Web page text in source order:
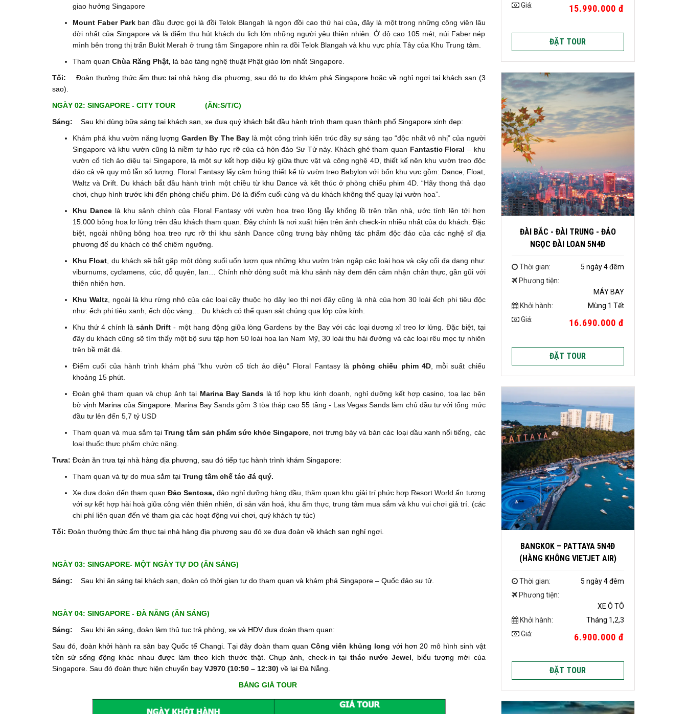
giao hưởng Singapore
Mount Faber Park ban đầu được gọi là đồi Telok Blangah là ngọn đồi cao thứ hai của,đây là một trong những công viên lâu
đời nhất của Singapore và là điểm thu hút khách du lịch lớn những người yêu thiên nhiên. Ở độ cao 105 mét, núi Faber nép
mình bên trong thị trấn Bukit Merah ở trung tâm Singapore nhìn ra đồi Telok Blangah và khu vực phía Tây của Khu Trung tâm.
Tham quan Chùa Răng Phật, là bảo tàng nghệ thuật Phật giáo lớn nhất Singapore.
Tối:
Đoàn thưởng thức ẩm thực tại nhà hàng địa phương, sau đó tự do khám phá Singapore hoặc về nghỉ ngơi tại khách sạn (3
sao).
NGÀY 02: SINGAPORE - CITY TOUR
(ĂN:S/T/C)
Sáng:
Sau khi dùng bữa sáng tại khách sạn, xe đưa quý khách bắt đầu hành trình tham quan thành phố Singapore xinh đẹp:
Khám phá khu vườn năng lượng Garden By The Bay là một công trình kiến trúc đầy sự sáng tạo “độc nhất vô nhị” của người
Singapore và khu vườn cũng là niềm tự hào rực rỡ của cả hòn đảo Sư Tử này. Khách ghé tham quan Fantastic Floral – khu
vườn cổ tích ảo diệu tại Singapore, là một sự kết hợp diệu kỳ giữa thực vật và công nghệ 4D, thiết kế nên khu vườn treo độc
đáo cả về quy mô lẫn số lượng. Floral Fantasy lấy cảm hứng thiết kế từ vườn treo Babylon với bốn khu vực gồm: Dance, Float,
Waltz và Drift. Du khách bắt đầu hành trình một chiều từ khu Dance và kết thúc ở phòng chiếu phim 4D. “Hãy thong thả dạo
chơi, chụp hình trước khi đến phòng chiếu phim. Đó là điểm cuối cùng và du khách không thể quay lại vườn hoa”.
Khu Dancelà khu sảnh chính của Floral Fantasy với vườn hoa treo lộng lẫy khổng lồ trên trần nhà, ước tính lên tới hơn
15.000 bông hoa lơ lửng trên đầu khách tham quan. Đây chính là nơi xuất hiện trên ảnh check-in nhiều nhất của du khách. Đặc
biệt, ngoài những bông hoa treo rực rỡ thì khu sảnh Dance cũng trưng bày những tác phẩm độc đáo của các nghệ sĩ địa
phương để du khách có thể chiêm ngưỡng.
Khu Float , du khách sẽ bắt gặp một dòng suối uốn lượn qua những khu vườn tràn ngập các loài hoa và cây cối đa dạng như:
viburnums, cyclamens, cúc, đỗ quyên, lan… Chính nhờ dòng suốt mà khu sảnh này đem đến cảm nhận chân thực, gần gũi với
thiên nhiên hơn.
Khu Waltz, ngoài là khu rừng nhỏ của các loại cây thuộc họ dây leo thì nơi đây cũng là nhà của hơn 30 loài ếch phi tiêu độc
như: ếch phi tiêu xanh, ếch độc vàng… Du khách có thể quan sát chúng qua lớp cửa kính.
Khu thứ 4 chính làsảnh Drift - một hang động giữa lòng Gardens by the Bay với các loại dương xỉ treo lơ lửng. Đặc biệt, tại
đây du khách cũng sẽ tìm thấy một bộ sưu tập hơn 50 loài hoa lan Nam Mỹ, 30 loài thu hải đường và các loại rêu mọc tự nhiên
trên bề mặt đá.
Điểm cuối của hành trình khám phá "khu vườn cổ tích ảo diệu" Floral Fantasy là phòng chiếu phim 4D, mỗi suất chiếu
khoảng 15 phút.
Đoàn ghé tham quan và chụp ảnh tại Marina Bay Sandslà tổ hợp khu kinh doanh, nghỉ dưỡng kết hợp casino, toạ lạc bên
bờvịnh Marina của Singapore. Marina Bay Sands gồm 3 tòa tháp cao 55 tầng - Las Vegas Sands làm chủ đầu tư với tổng mức
đầu tư lên đến 5,7 tỷ USD
Tham quan và mua sắm tạiTrung tâm sản phẩm sức khỏe Singapore , nơi trưng bày và bán các loại dầu xanh nổi tiếng, các
loại thuốc thực phẩm chức năng.
Trưa: Đoàn ăn trưa tại nhà hàng địa phương, sau đó tiếp tục hành trình khám Singapore:
Tham quan và tự do mua sắm tại Trung tâm chế tác đá quý.
Xe đưa đoàn đến tham quanĐảo Sentosa, đảo nghỉ dưỡng hàng đầu, thăm quan khu giải trí phức hợp Resort World ấn tượng
với sự kết hợp hài hoà giữa công viên thiên nhiên, di sản văn hoá, khu ẩm thực, trung tâm mua sắm và khu vui chơi giả trí. (các
chi phí liên quan đến vé tham gia các hoạt động vui chơi, quý khách tự túc)
Tối: Đoàn thưởng thức ẩm thực tại nhà hàng địa phương sau đó xe đưa đoàn về khách sạn nghỉ ngơi.
NGÀY 03: SINGAPORE- MỘT NGÀY TỰ DO (ĂN SÁNG)
Sáng:
Sau khi ăn sáng tại khách sạn, đoàn có thời gian tự do tham quan và khám phá Singapore – Quốc đảo sư tử.
NGÀY 04: SINGAPORE - ĐÀ NẴNG (ĂN SÁNG)
Sáng:
Sau khi ăn sáng, đoàn làm thủ tục trả phòng, xe và HDV đưa đoàn tham quan:
Sau đó, đoàn khởi hành ra sân bay Quốc tế Changi. Tại đây đoàn tham quan Công viên khủng long với hơn 20 mô hình sinh vật
tiền sử sống động khác nhau được làm theo kích thước thật. Chụp ảnh, check-in tại thác nước Jewel , biểu tượng mới của
Singapore. Sau đó đoàn thực hiện chuyến bay VJ970 (10:50 – 12:30) về lại Đà Nẵng.
BẢNG GIÁ TOUR
Giá:
15.990.000 đ
ĐẶT TOUR
ĐÀI BẮC - ĐÀI TRUNG - ĐẢO
NGỌC ĐÀI LOAN 5N4Đ
Thời gian:
5 ngày 4 đêm
Phương tiện:
MÁY BAY
Khởi hành:
Mùng 1 Tết
Giá:
16.690.000 đ
ĐẶT TOUR
BANGKOK – PATTAYA 5N4Đ
(HÀNG KHÔNG VIETJET AIR)
Thời gian:
5 ngày 4 đêm
Phương tiện:
XE Ô TÔ
Khởi hành:
Tháng 1,2,3
Giá:
6.900.000 đ
ĐẶT TOUR